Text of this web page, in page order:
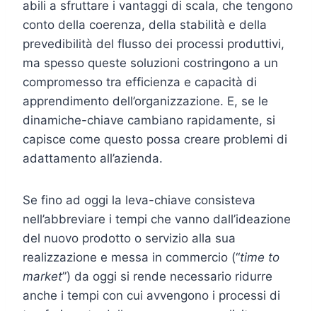
abili a sfruttare i vantaggi di scala, che tengono
conto della coerenza, della stabilità e della
prevedibilità del flusso dei processi produttivi,
ma spesso queste soluzioni costringono a un
compromesso tra efficienza e capacità di
apprendimento dell’organizzazione. E, se le
dinamiche-chiave cambiano rapidamente, si
capisce come questo possa creare problemi di
adattamento all’azienda.
Se fino ad oggi la leva-chiave consisteva
nell’abbreviare i tempi che vanno dall’ideazione
del nuovo prodotto o servizio alla sua
realizzazione e messa in commercio (“time to
market”) da oggi si rende necessario ridurre
anche i tempi con cui avvengono i processi di